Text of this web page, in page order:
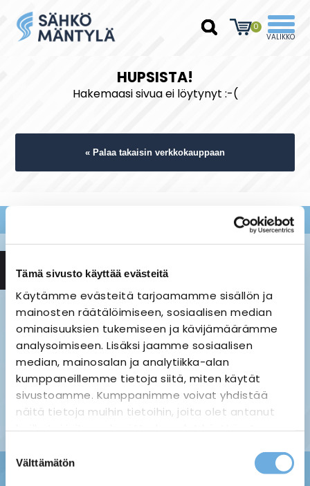
Tämä sivusto käyttää evästeitä
Käytämme evästeitä tarjoamamme sisällön ja
mainosten räätälöimiseen, sosiaalisen median
ominaisuuksien tukemiseen ja kävijämäärämme
analysoimiseen. Lisäksi jaamme sosiaalisen
median, mainosalan ja analytiikka-alan
kumppaneillemme tietoja siitä, miten käytät
sivustoamme. Kumppanimme voivat yhdistää
näitä tietoja muihin tietoihin, joita olet antanut
heille tai joita on kerätty, kun olet käyttänyt
Suostumuksen
valinta
Välttämätön
0
HUPSISTA!
Hakemaasi sivua ei löytynyt :-(
« Palaa takaisin verkkokauppaan
Maksuvaihtoehdot ›
Toimitustavat ja -kulut ›
Tilausehdot ›
Palauttaminen ›
Tietosuojaseloste ›
Asiakaspalaute ›